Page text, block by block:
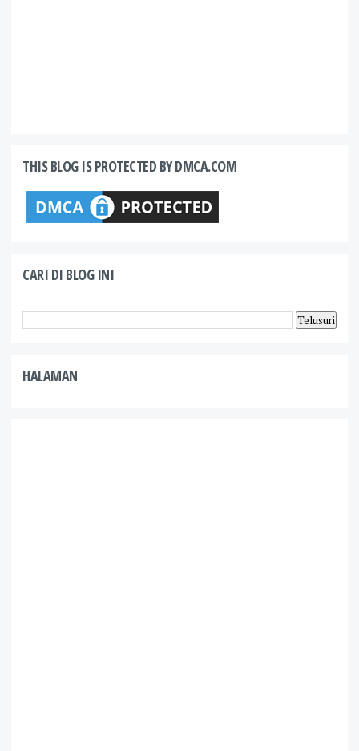
THIS BLOG IS PROTECTED BY DMCA.COM
CARI DI BLOG INI
HALAMAN